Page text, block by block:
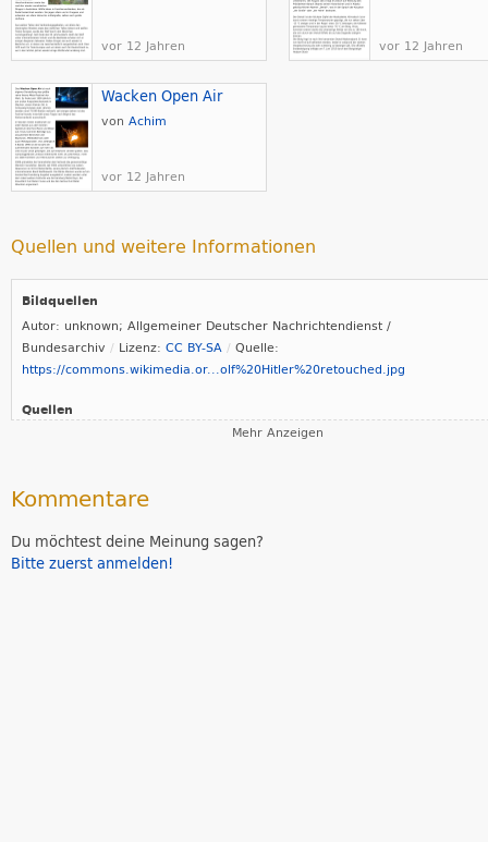
vor 12 Jahren vor 12 Jahren
Wacken Open Air
von Achim
vor 12 Jahren
Quellen und weitere Informationen
Bildquellen
Autor: unknown; Allgemeiner Deutscher Nachrichtendienst /
Bundesarchiv
Lizenz: CC BY-SA
Quelle:
https://commons.wikimedia.or...olf%20Hitler%20retouched.jpg
Quellen
https://de.wikipedia.org/wiki/Adolf_Hitler
Der Beitrag wurde bearbeitet von:
Mehr Anzeigen
Kommentare
Du möchtest deine Meinung sagen?
Bitte zuerst anmelden!